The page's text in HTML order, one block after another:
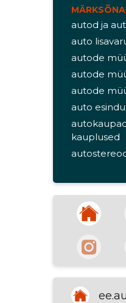
autod ja
auto
autode
autode
autode
auto
kauplused
esindused
rehvid ja
liising
alfa romeo
maanteel